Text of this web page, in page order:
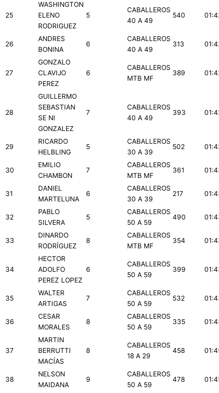
25
WASHINGTON
ELENO
RODRIGUEZ
5
CABALLEROS
40 A 49
540
26
ANDRES
BONINA
6
CABALLEROS
40 A 49
313
27
GONZALO
CLAVIJO
PEREZ
6
CABALLEROS
MTB MF
389
28
GUILLERMO
SEBASTIAN
SE NI
GONZALEZ
7
CABALLEROS
40 A 49
393
29
RICARDO
HELBLING
5
CABALLEROS
30 A 39
502
30
EMILIO
CHAMBON
7
CABALLEROS
MTB MF
361
31
DANIEL
MARTELUNA
6
CABALLEROS
30 A 39
217
32
PABLO
SILVERA
5
CABALLEROS
50 A 59
490
33
DINARDO
RODRÍGUEZ
8
CABALLEROS
MTB MF
354
34
HECTOR
ADOLFO
PEREZ LOPEZ
6
CABALLEROS
50 A 59
399
35
WALTER
ARTIGAS
7
CABALLEROS
50 A 59
532
36
CESAR
MORALES
8
CABALLEROS
50 A 59
335
37
MARTIN
BERRUTTI
MACÍAS
8
CABALLEROS
18 A 29
458
38
NELSON
MAIDANA
9
CABALLEROS
50 A 59
478